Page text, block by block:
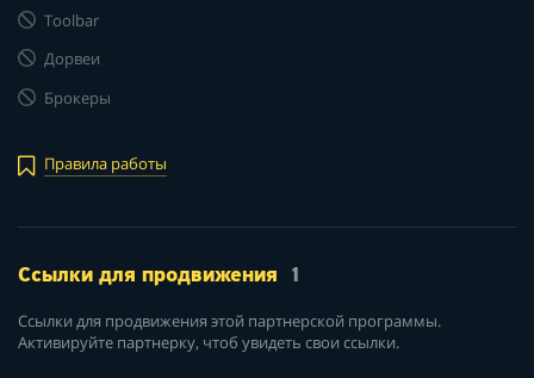
Toolbar
Дорвеи
Брокеры
Правила работы
Ссылки для продвижения 1
Ссылки для продвижения этой партнерской программы.
Активируйте партнерку, чтоб увидеть свои ссылки.